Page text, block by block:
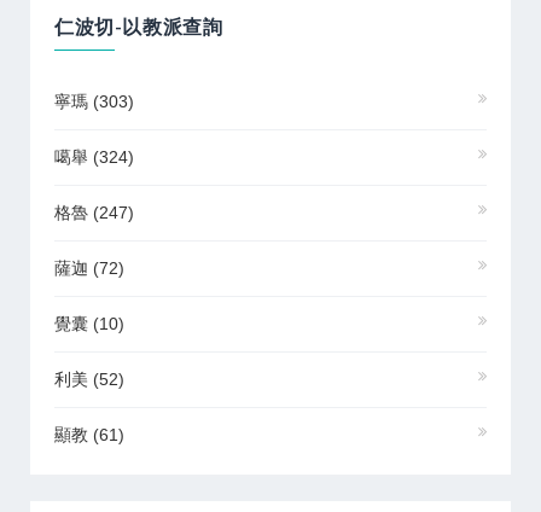
仁波切-以教派查詢
寧瑪 (303)
噶舉 (324)
格魯 (247)
薩迦 (72)
覺囊 (10)
利美 (52)
顯教 (61)